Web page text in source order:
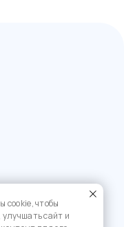
cookie, чтобы
сайт и